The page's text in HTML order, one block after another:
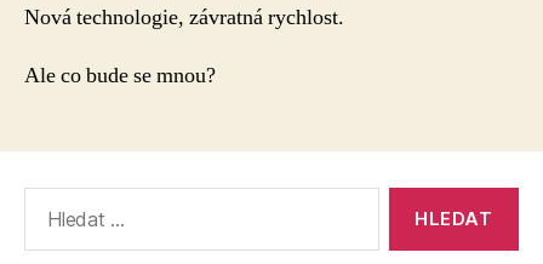
Nová technologie, závratná rychlost.
Ale co bude se mnou?
vyhledávání: